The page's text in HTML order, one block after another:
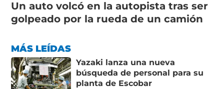
Un auto volcó en la autopista tras ser
golpeado por la rueda de un camión
MÁS LEÍDAS
Yazaki lanza una nueva
búsqueda de personal para su
planta de Escobar